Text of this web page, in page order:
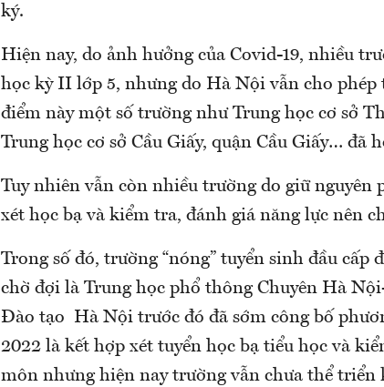
ký.
Hiện nay, do ảnh hưởng của Covid-19, nhiều
học kỳ II lớp 5, nhưng do Hà Nội vẫn cho
điểm này một số trường như Trung học cơ sở
Trung học cơ sở Cầu Giấy, quận Cầu Giấy… đã
Tuy nhiên vẫn còn nhiều trường do giữ nguyên
xét học bạ và kiểm tra, đánh giá năng lực nên
Trong số đó, trường “nóng” tuyển sinh đầu
chờ đợi là Trung học phổ thông Chuyên Hà
Đào tạo Hà Nội trước đó đã sớm công bố
2022 là kết hợp xét tuyển học bạ tiểu học và
môn nhưng hiện nay trường vẫn chưa thể triển